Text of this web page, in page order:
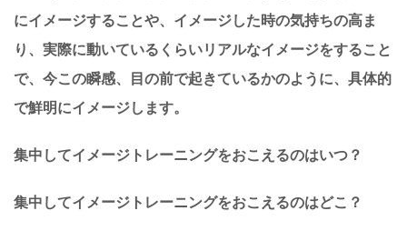
にイメージすることや、イメージした時の気持ちの高ま
り、実際に動いているくらいリアルなイメージをすること
で、今この瞬感、目の前で起きているかのように、具体的
で鮮明にイメージします。
集中してイメージトレーニングをおこえるのはいつ？
集中してイメージトレーニングをおこえるのはどこ？